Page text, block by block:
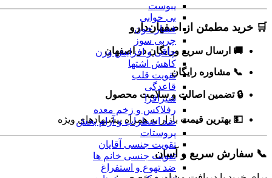
یبوست
بی خوابی
فشار خون
چربی سوز
چاقی و افزایش وزن
کاهش اشتها
تقویت قلب
قاعدگی
شیرافزا
رفلاکس و زخم معده
ضد اضطراب و آرام بخش
پروستات
تقویت جنسی آقایان
تقویت جنسی خانم ها
ضد تهوع و استفراغ
🛒 خرید مطمئن از اصفهان‌دارو
🚚 ارسال سریع ورایگان در اصفهان
📞 مشاوره رایگان
🔒 تضمین اصالت و سلامت محصول
💵 بهترین قیمت بازار به همراه پیشنهادهای ویژه
📞 سفارش سریع و آسان